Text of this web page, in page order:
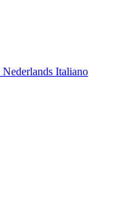
Nederlands Italiano